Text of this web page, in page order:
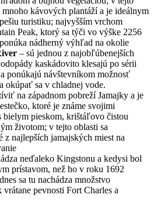
mnoho kávových plantáží a je ideálnym
turistiku; najvyšším vrchom
Peak, ktorý sa týči vo výške 2256
nádherný výhľad na okolie
– sú jednou z najobľúbenejších
kaskádovito klesajú po sérii
ponúkajú návštevníkom možnosť
okúpať sa v chladnej vode.
na západnom pobreží Jamajky a je
ktoré je známe svojimi
bielym pieskom, krištáľovo čistou
životom; v tejto oblasti sa
z najlepších jamajských miest na
neďaleko Kingstonu a kedysi bol
prístavom, než ho v roku 1692
sa tu nachádza množstvo
pevnosti Fort Charles a